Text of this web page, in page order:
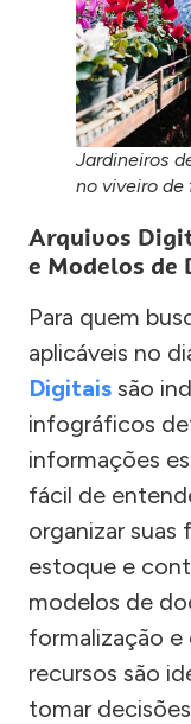
Jardineiros
no viveiro de
Arquivos
e Modelos de
Para quem
aplicáveis no
Digitais são
infográficos
informações
fácil de
organizar suas
estoque e
modelos de
formalização e
recursos são
tomar